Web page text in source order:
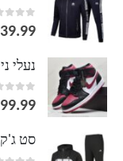
0
out of 5